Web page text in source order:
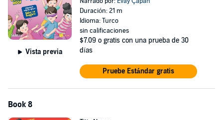
Vista previa
Duración: 21 m
Idioma: Turco
sin calificaciones
$7.09 o gratis con una prueba de 30
días
Pruebe Estándar gratis
Book 8